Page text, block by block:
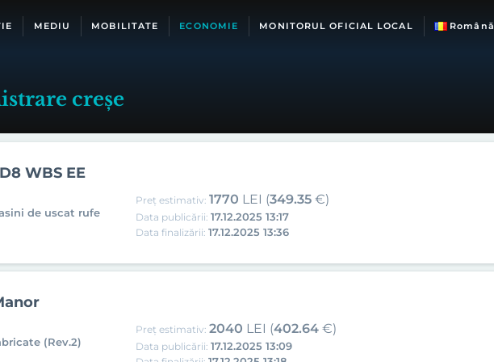
MEDIU MOBILITATE ECONOMIE MONITORUL OFICIAL LOCAL Română
creșe
WBS EE
de uscat rufe
Preț estimativ:1770 LEI (349.35 €)
Data publicării:17.12.2025 13:17
Data finalizării:17.12.2025 13:36
(Rev.2)
Preț estimativ:2040 LEI (402.64 €)
Data publicării:17.12.2025 13:09